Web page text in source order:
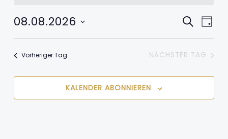
2026
Suche
und
Ansichten,
SUCHE
TAG
08.08.2026
Vorheriger Tag NÄCHSTER TAG
KALENDER ABONNIEREN